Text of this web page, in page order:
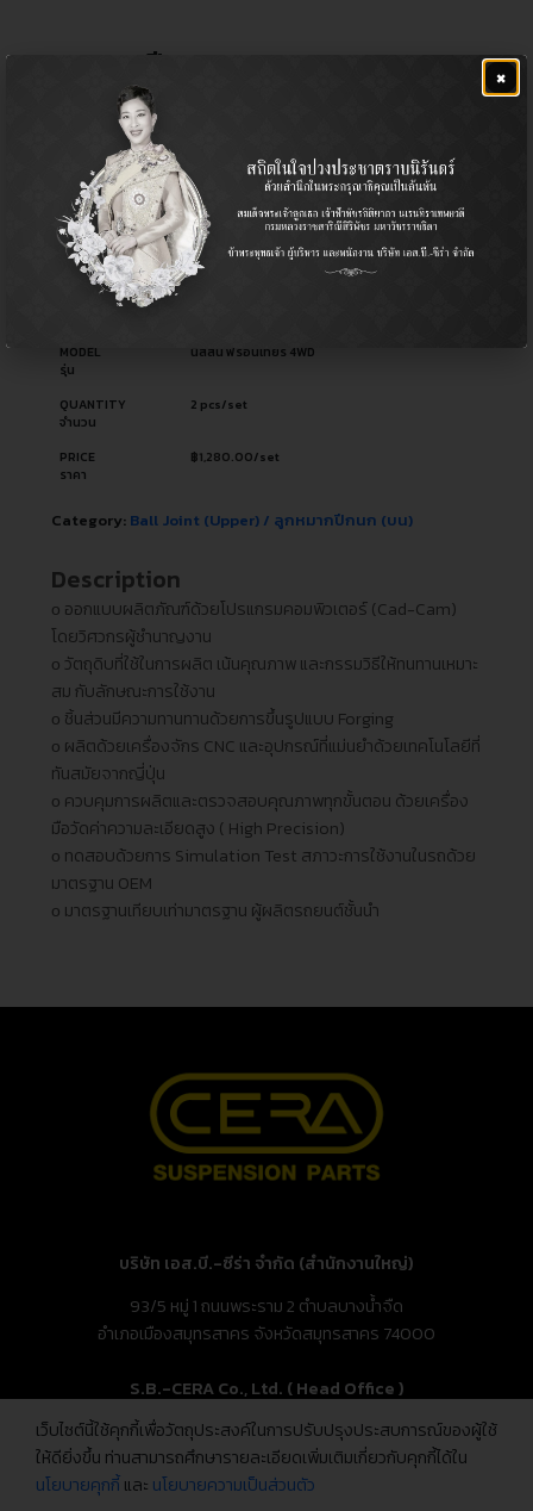
ลูกหมากปีกนกบน
1,280.00
รหัสสินค้า ซีร่า
OEM NO.
รหัสอะไหล่ผู้ผลิต
40110-2S485
PART TYPE
ประเภทอะไหล่
Ball Joint (Upper) / ลูกหมากปีกนก (บน)
USED FOR
MODEL
รุ่น
นิสสัน ฟรอนเทียร์ 4WD
QUANTITY
จำนวน
2 pcs/set
PRICE
ราคา
฿1,280.00/set
Category: Ball Joint (Upper) / ลูกหมากปีกนก (บน)
Description
ᴏ ออกแบบผลิตภัณฑ์ด้วยโปรแกรมคอมพิวเตอร์ (Cad-Cam)
โดยวิศวกรผู้ชำนาญงาน
ᴏ วัตถุดิบที่ใช้ในการผลิต เน้นคุณภาพ และกรรมวิธีให้ทนทานเหมาะ
สม กับลักษณะการใช้งาน
ᴏ ชิ้นส่วนมีความทานทานด้วยการขึ้นรูปแบบ Forging
ᴏ ผลิตด้วยเครื่องจักร CNC และอุปกรณ์ที่แม่นยำด้วยเทคโนโลยีที่
ทันสมัยจากญี่ปุ่น
ᴏ ควบคุมการผลิตและตรวจสอบคุณภาพทุกขั้นตอน ด้วยเครื่อง
มือวัดค่าความละเอียดสูง ( High Precision)
ᴏ ทดสอบด้วยการ Simulation Test สภาวะการใช้งานในรถด้วย
มาตรฐาน OEM
ᴏ มาตรฐานเทียบเท่ามาตรฐาน ผู้ผลิตรถยนต์ชั้นนำ
บริษัท เอส.บี.-ซีร่า จำกัด (สำนักงานใหญ่)
93/5 หมู่ 1 ถนนพระราม 2 ตำบลบางน้ำจืด
อำเภอเมืองสมุทรสาคร จังหวัดสมุทรสาคร 74000
S.B.-CERA Co., Ltd. ( Head Office )
93/5 Moo.1, Rama 2 Rd., Bang Nam Chuet,
Mueang Samut Sakhon, Samut Sakhon 74000, Thailand
เว็บไซต์นี้ใช้คุกกี้เพื่อวัตถุประสงค์ในการปรับปรุงประสบการณ์ของผู้ใช้
ให้ดียิ่งขึ้น ท่านสามารถศึกษารายละเอียดเพิ่มเติมเกี่ยวกับคุกกี้ได้ใน
นโยบายคุกกี้และ นโยบายความเป็นส่วนตัว
×